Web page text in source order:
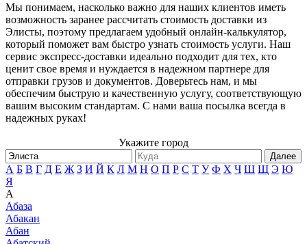
Мы понимаем, насколько важно для наших клиентов иметь
возможность заранее рассчитать стоимость доставки из
Элисты, поэтому предлагаем удобный онлайн-калькулятор,
который поможет вам быстро узнать стоимость услуги. Наш
сервис экспресс-доставки идеально подходит для тех, кто
ценит свое время и нуждается в надежном партнере для
отправки грузов и документов. Доверьтесь нам, и мы
обеспечим быструю и качественную услугу, соответствующую
вашим высоким стандартам. С нами ваша посылка всегда в
надежных руках!
Укажите город
Далее
А Б В Г Д Е Ж З И Й К Л М Н О П Р С Т У Ф Х Ч Ш Щ Э Ю
Я
А
Абаза
Абакан
Абан